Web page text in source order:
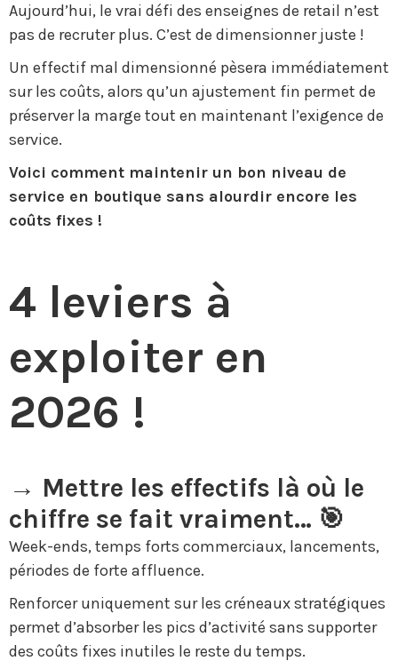
Aujourd’hui, le vrai défi des enseignes de retail n’est
pas de recruter plus. C’est de dimensionner juste !
Un effectif mal dimensionné pèsera immédiatement
sur les coûts, alors qu’un ajustement fin permet de
préserver la marge tout en maintenant l’exigence de
service.
Voici comment maintenir un bon niveau de
service en boutique sans alourdir encore les
coûts fixes !
4 leviers à
exploiter en
2026 !
→ Mettre les effectifs là où le
chiffre se fait vraiment… 🎯
Week-ends, temps forts commerciaux, lancements,
périodes de forte affluence.
Renforcer uniquement sur les créneaux stratégiques
permet d’absorber les pics d’activité sans supporter
des coûts fixes inutiles le reste du temps.